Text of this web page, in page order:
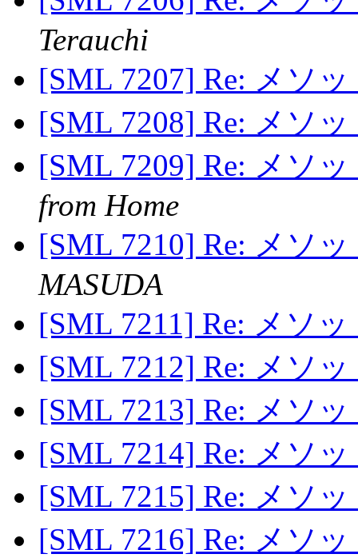
Terauchi
[SML 7207] Re: メソ
[SML 7208] Re: メソ
[SML 7209] Re: メソ
from Home
[SML 7210] Re: メソ
MASUDA
[SML 7211] Re: メソ
[SML 7212] Re: メソ
[SML 7213] Re: メソ
[SML 7214] Re: メソ
[SML 7215] Re: メソ
[SML 7216] Re: メソ